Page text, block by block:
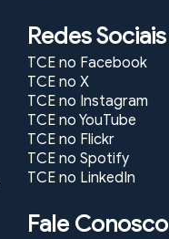
Redes Sociais
TCE no Facebook
TCE no X
TCE no Instagram
TCE no YouTube
TCE no Flickr
TCE no Spotify
TCE no LinkedIn
Fale Conosco